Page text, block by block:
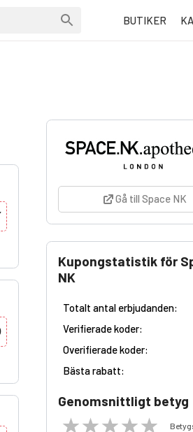
BUTIKER
Gå till Space NK
Kupongstatistik för
NK
Totalt antal erbjudanden:
Verifierade koder:
Overifierade koder:
Bästa rabatt:
Genomsnittligt betyg